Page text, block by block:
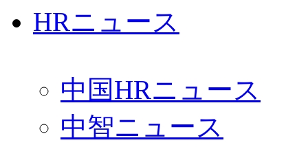
HRニュース
中国HRニュース
中智ニュース